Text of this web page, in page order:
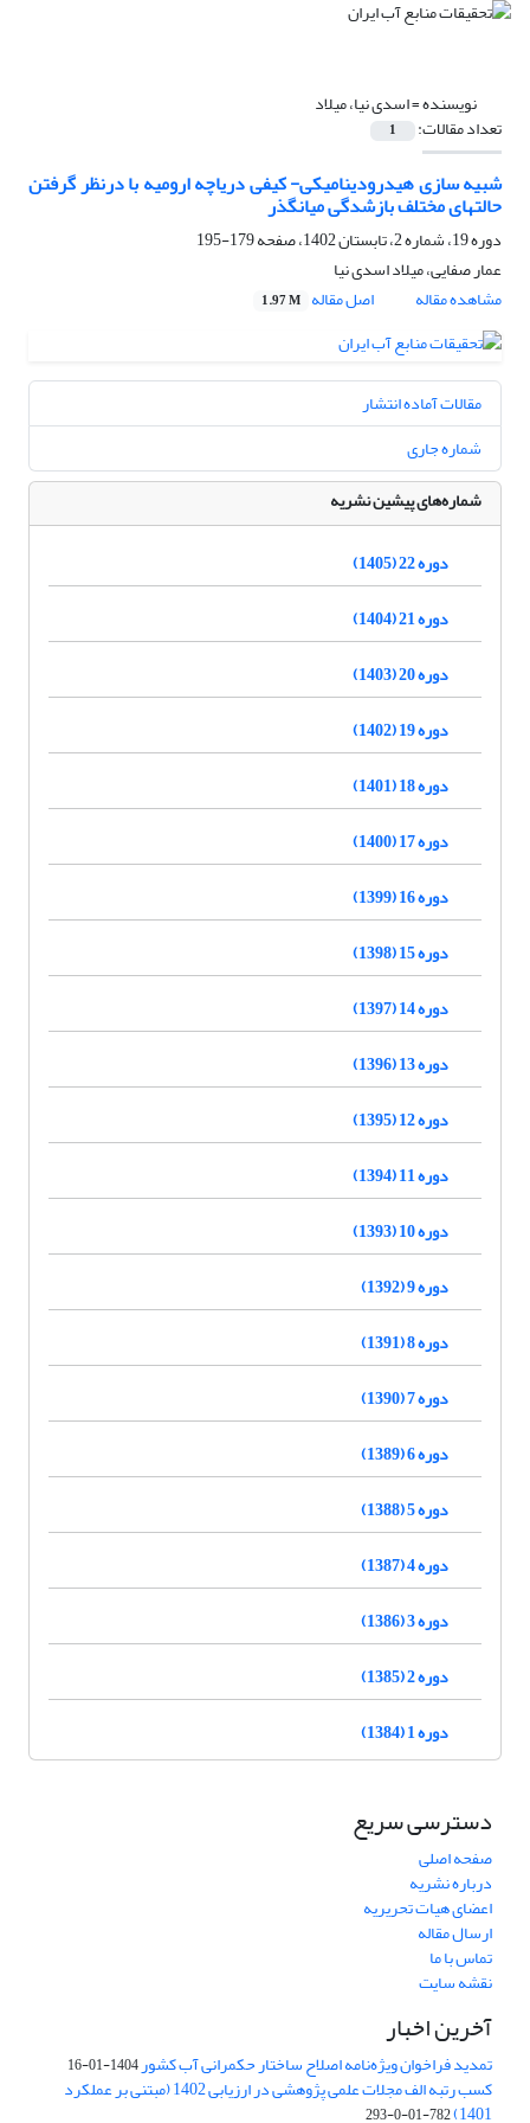
نویسنده =اسدی نیا، میلاد
تعداد مقالات: 1
شبیه سازی هیدرودینامیکی- کیفی دریاچه ارومیه با درنظر گرفتن
حالتهای مختلف بازشدگی میانگذر
دوره 19، شماره 2، تابستان 1402، صفحه
179-195
عمار صفایی، میلاد اسدی نیا
مشاهده مقاله
اصل مقاله 1.97 M
مقالات آماده انتشار
شماره جاری
شماره‌های پیشین نشریه
دوره 22 (1405)
دوره 21 (1404)
دوره 20 (1403)
دوره 19 (1402)
دوره 18 (1401)
دوره 17 (1400)
دوره 16 (1399)
دوره 15 (1398)
دوره 14 (1397)
دوره 13 (1396)
دوره 12 (1395)
دوره 11 (1394)
دوره 10 (1393)
دوره 9 (1392)
دوره 8 (1391)
دوره 7 (1390)
دوره 6 (1389)
دوره 5 (1388)
دوره 4 (1387)
دوره 3 (1386)
دوره 2 (1385)
دوره 1 (1384)
دسترسی سریع
صفحه اصلی
درباره نشریه
اعضای هیات تحریریه
ارسال مقاله
تماس با ما
نقشه سایت
آخرین اخبار
تمدید فراخوان ویژه‌نامه اصلاح ساختار حکمرانی آب کشور1404-01-16
کسب رتبه الف مجلات علمی پژوهشی در ارزیابی 1402 (مبتنی بر عملکرد
1401)
782-01-0-293